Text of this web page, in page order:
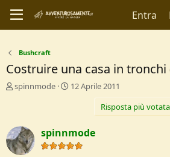
Entra
Bushcraft
Costruire una casa in tronchi
C
t
o
r
spinnmode
D
d
i
I
12 Aprile 2011
Risposta più votata
spinnmode